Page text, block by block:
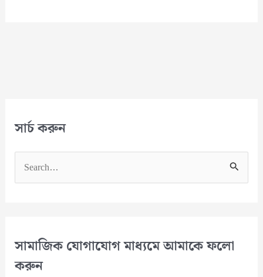
সার্চ করুন
e
h
f
সামাজিক যোগাযোগ মাধ্যমে আমাকে ফলো
করুন